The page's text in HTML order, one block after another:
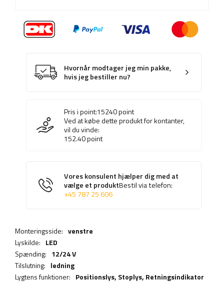
Hvornår modtager jeg min pakke,
hvis jeg bestiller nu?
Pris i point:15240point
Ved at købe dette produkt for kontanter,
vil du vinde:
152.40point
Vores konsulent hjælper dig med at
vælge et produktBestil via telefon:
+45 787 25 606
Monteringsside: venstre
Lyskilde: LED
Spænding: 12/24 V
Tilslutning: ledning
Lygtens funktioner: Positionslys, Stoplys, Retningsindikator